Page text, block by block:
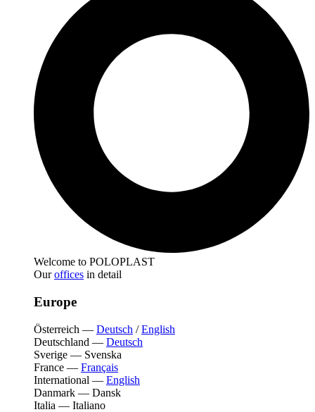
Welcome to POLOPLAST
Ouroffices in detail
Europe
Österreich — Deutsch /English
Deutschland — Deutsch
Sverige — Svenska
France — Français
International — English
Danmark — Dansk
Italia — Italiano